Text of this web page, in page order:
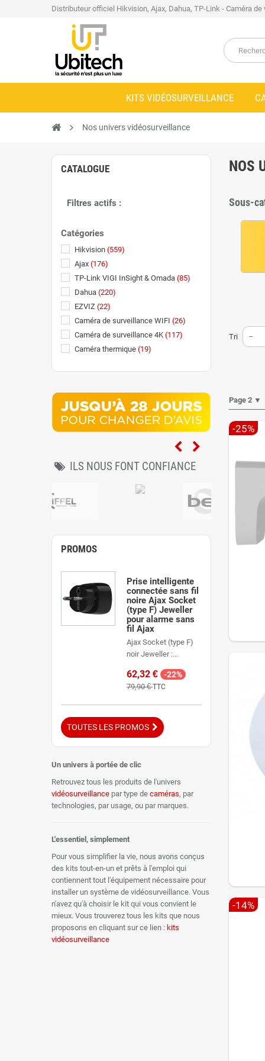
Distributeur officiel Hikvision, Ajax, Dahua, TP-Link - Caméra
KITS VIDÉOSURVEILLANCE
Nos univers vidéosurveillance
NOS
Sous-
Tri --
Page 2 ▼
-25%
-14%
CATALOGUE
Filtres actifs :
Catégories
Hikvision (559)
Ajax (176)
TP-Link VIGI InSight & Omada (85)
Dahua (220)
EZVIZ (22)
Caméra de surveillance WIFI (26)
Caméra de surveillance 4K (117)
Caméra thermique (19)
Seagate(7)
Déstockage(4)
ILS NOUS FONT CONFIANCE
PROMOS
Prise intelligente
connectée sans fil
noire Ajax Socket
(type F) Jeweller
pour alarme sans
fil Ajax
Ajax Socket (type F)
noir Jeweller :...
62,32 € -22%
79,90 €TTC
TOUTES LES PROMOS
Un univers à portée de clic
Retrouvez tous les produits de l'univers
vidéosurveillance par type de caméras, par
technologies, par usage, ou par marques.
L'essentiel, simplement
Pour vous simplifier la vie, nous avons conçus
des kits tout-en-un et prêts à l'emploi qui
contiennent tout l'équipement nécessaire pour
installer un système de vidéosurveillance. Vous
n'avez qu'à choisir le kit qui vous convient le
mieux. Vous trouverez tous les kits que nous
proposons en cliquant sur ce lien : kits
vidéosurveillance